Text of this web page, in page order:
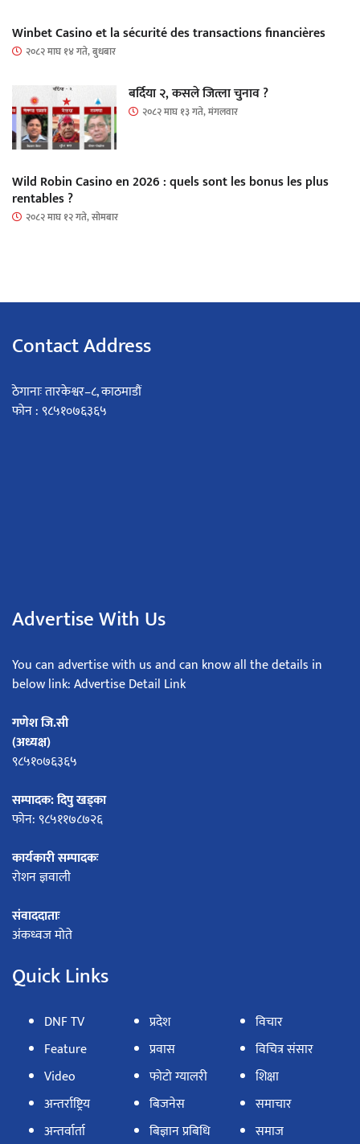
Winbet Casino et la sécurité des transactions financières
२०८२ माघ १४ गते, बुधबार
बर्दिया २, कसले जित्ला चुनाव ?
२०८२ माघ १३ गते, मंगलवार
Wild Robin Casino en 2026 : quels sont les bonus les plus
rentables ?
२०८२ माघ १२ गते, सोमबार
Contact Address
ठेगानाः तारकेश्वर–८, काठमाडौं
फोन : ९८५१०७६३६५
Advertise With Us
You can advertise with us and can know all the details in
below link: Advertise Detail Link
गणेश जि.सी
(अध्यक्ष)
९८५१०७६३६५
सम्पादक: दिपु खड्का
फोन: ९८५११७८७२६
कार्यकारी सम्पादकः
रोशन ज्ञवाली
संवाददाताः
अंकध्वज मोते
Quick Links
DNF TV
Feature
Video
अन्तर्राष्ट्रिय
अन्तर्वार्ता
प्रदेश
प्रवास
फोटो ग्यालरी
बिजनेस
बिज्ञान प्रबिधि
विचार
विचित्र संसार
शिक्षा
समाचार
समाज